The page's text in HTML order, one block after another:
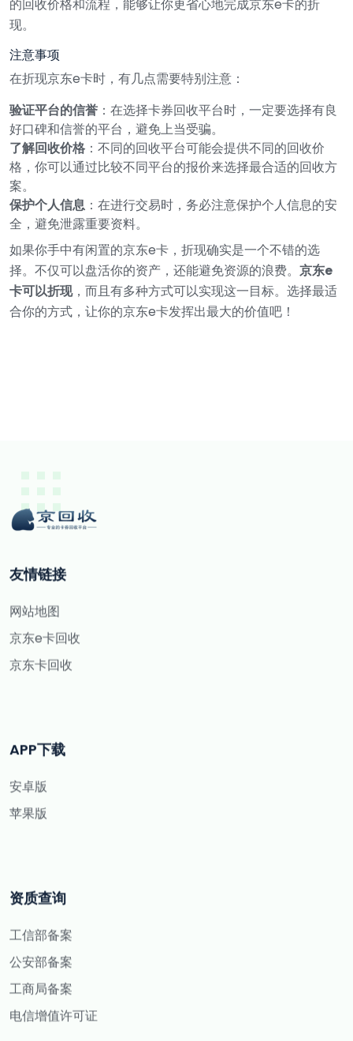
的回收价格和流程，能够让你更省心地完成京东e卡的折
现。
注意事项
在折现京东e卡时，有几点需要特别注意：
验证平台的信誉 ：在选择卡券回收平台时，一定要选择有良
好口碑和信誉的平台，避免上当受骗。
了解回收价格 ：不同的回收平台可能会提供不同的回收价
格，你可以通过比较不同平台的报价来选择最合适的回收方
案。
保护个人信息 ：在进行交易时，务必注意保护个人信息的安
全，避免泄露重要资料。
如果你手中有闲置的京东e卡，折现确实是一个不错的选
择。不仅可以盘活你的资产，还能避免资源的浪费。 京东e
卡可以折现，而且有多种方式可以实现这一目标。选择最适
合你的方式，让你的京东e卡发挥出最大的价值吧！
友情链接
网站地图
京东e卡回收
京东卡回收
APP下载
安卓版
苹果版
资质查询
工信部备案
公安部备案
工商局备案
电信增值许可证